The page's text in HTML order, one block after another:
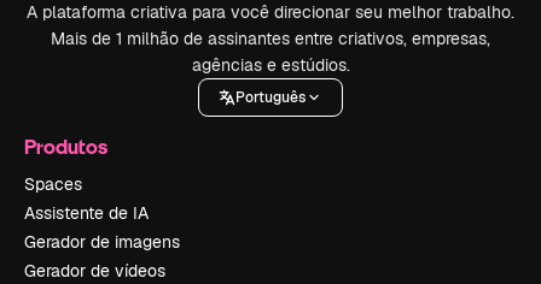
A plataforma criativa para você direcionar seu melhor trabalho.
Mais de 1 milhão de assinantes entre criativos, empresas,
agências e estúdios.
Português
Produtos
Spaces
Assistente de IA
Gerador de imagens
Gerador de vídeos